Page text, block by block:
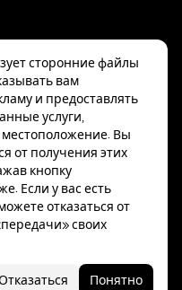
сторонние файлы
вам
и предоставлять
услуги,
Вы
от получения этих
кнопку
Если у вас есть
отказаться от
своих
Понятно